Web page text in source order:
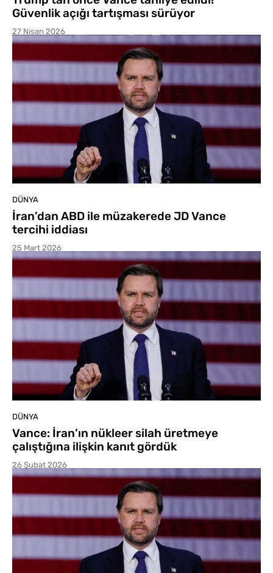
Güvenlik açığı tartışması sürüyor
27 Nisan 2026
DÜNYA
İran’dan ABD ile müzakerede JD Vance
tercihi iddiası
25 Mart 2026
DÜNYA
Vance: İran’ın nükleer silah üretmeye
çalıştığına ilişkin kanıt gördük
26 Şubat 2026